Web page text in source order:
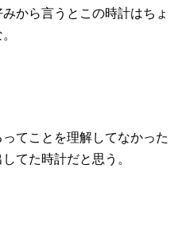
から言うとこの時計はちょ
てことを理解してなかった
てた時計だと思う。